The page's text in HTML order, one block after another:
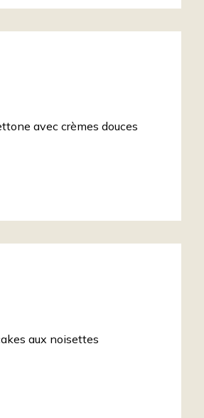
avec crèmes douces
aux noisettes